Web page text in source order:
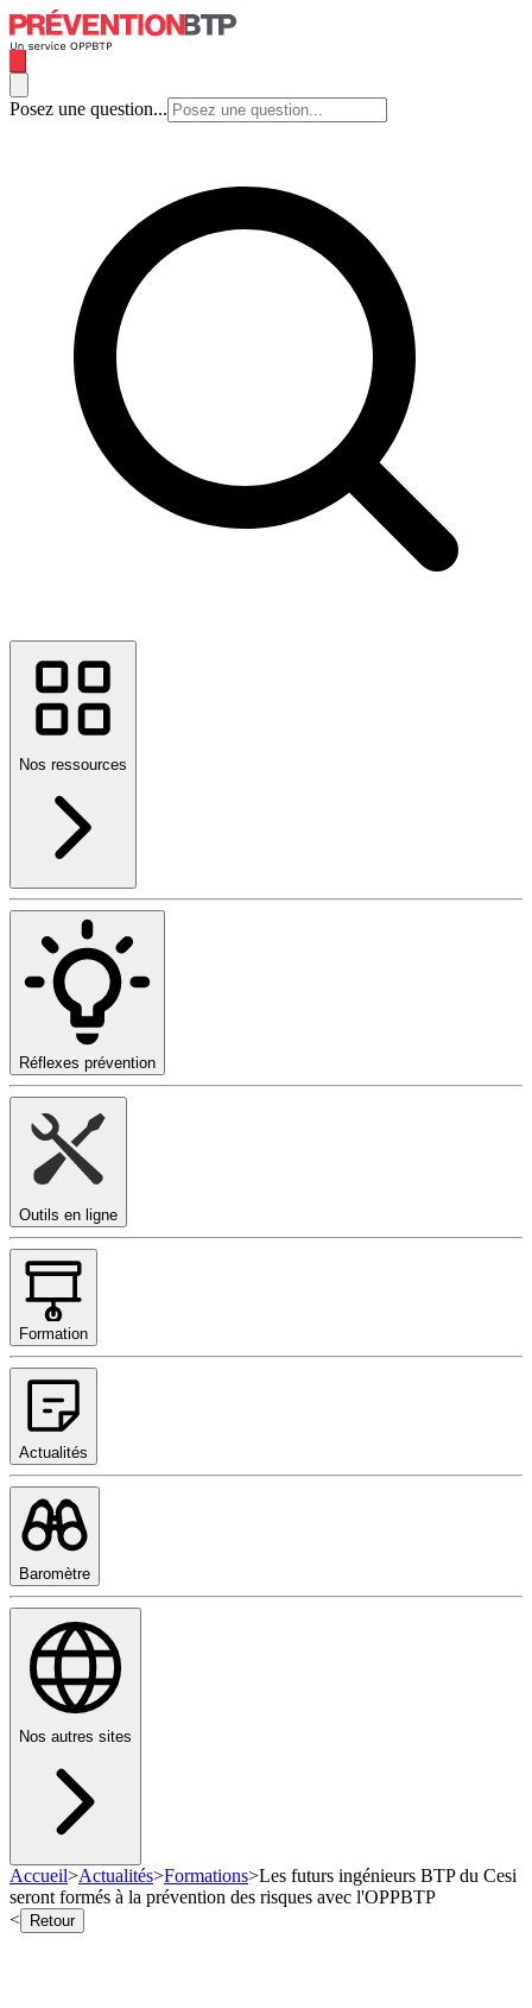
Posez une question...
Nos ressources
Réflexes prévention
Outils en ligne
Formation
Actualités
Baromètre
Nos autres sites
Accueil>Actualités>Formations>Les futurs ingénieurs BTP du Cesi
seront formés à la prévention des risques avec l'OPPBTP
<
Retour